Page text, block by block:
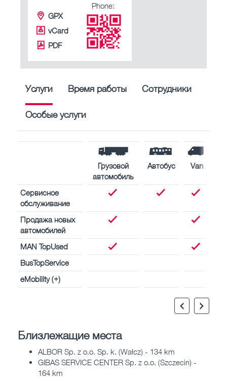
GPX
vCard
PDF
Phone:
Услуги Время работы Сотрудники
Особые услуги
Грузовой
автомобиль
Автобус Van
Сервисное
обслуживание
Продажа новых
автомобилей
MAN TopUsed
BusTopService
eMobility (+)
Близлежащие места
ALBOR Sp. z o.o. Sp. k. (Wałcz) - 134 km
GIBAS SERVICE CENTER Sp. z o.o. (Szczecin) -
164 km